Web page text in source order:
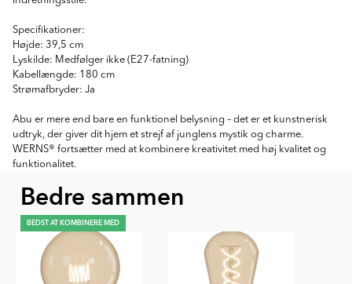
Specifikationer:
Højde: 39,5 cm
Lyskilde: Medfølger ikke (E27-fatning)
Kabellængde: 180 cm
Strømafbryder: Ja
Abu er mere end bare en funktionel belysning – det er et kunstnerisk
udtryk, der giver dit hjem et strejf af junglens mystik og charme.
WERNS® fortsætter med at kombinere kreativitet med høj kvalitet og
funktionalitet.
Bedre sammen
BEDST AT KOMBINERE MED